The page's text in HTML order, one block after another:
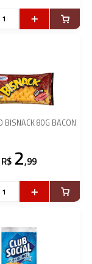
BISNACK 80G BACON
R$ 2,99